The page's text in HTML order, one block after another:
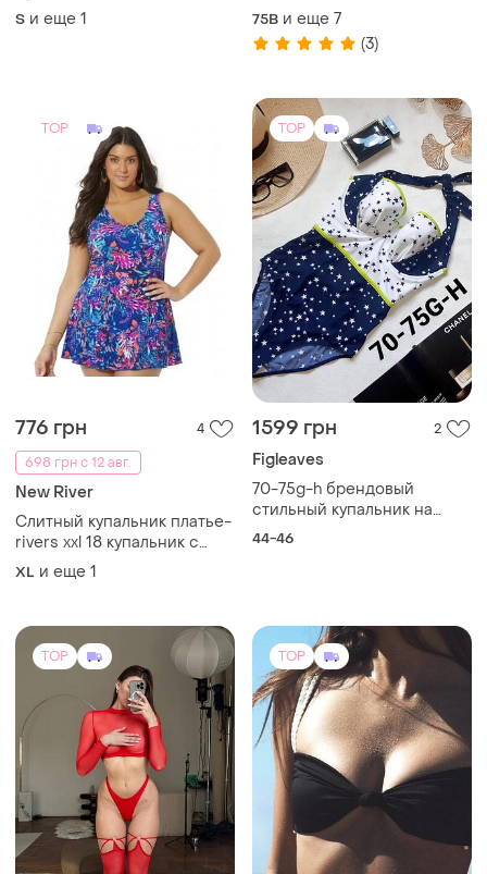
"жатка" тренд жатый
эффект качественный
S и еще 1
цветах.
75B и еще 7
(3)
TOP
776 грн
4
698 грн с 12 авг.
New River
Слитный купальник платье-
rivers xxl 18 купальник с
юбкой большой размер
XL и еще 1
TOP
1599 грн 2
Figleaves
70-75g-h брендовый
стильный купальник на
стройную красавицу с
44-46
TOP TOP